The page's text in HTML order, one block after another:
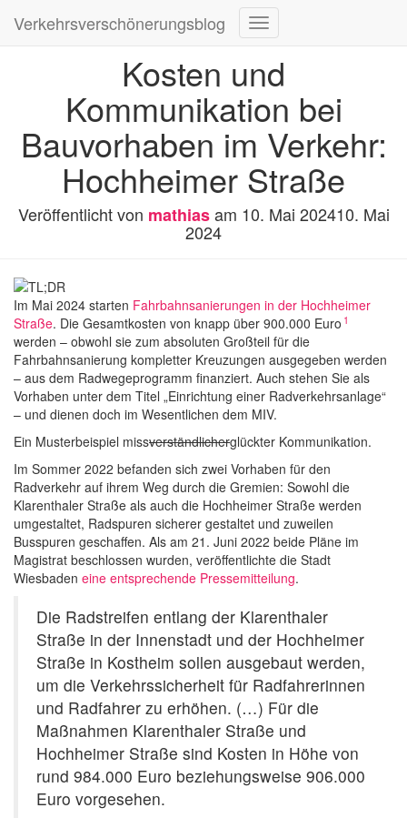
Verkehrsverschönerungsblog
Navigation
Kosten und
Kommunikation bei
Bauvorhaben im Verkehr:
Hochheimer Straße
Veröffentlicht von mathiasam 10. Mai 202410. Mai
2024
Im Mai 2024 starten Fahrbahnsanierungen in der Hochheimer
Straße. Die Gesamtkosten von knapp über 900.000 Euro 1
werden – obwohl sie zum absoluten Großteil für die
Fahrbahnsanierung kompletter Kreuzungen ausgegeben werden
– aus dem Radwegeprogramm finanziert. Auch stehen Sie als
Vorhaben unter dem Titel „Einrichtung einer Radverkehrsanlage“
– und dienen doch im Wesentlichen dem MIV.
Ein Musterbeispiel missverständlicherglückter Kommunikation.
Im Sommer 2022 befanden sich zwei Vorhaben für den
Radverkehr auf ihrem Weg durch die Gremien: Sowohl die
Klarenthaler Straße als auch die Hochheimer Straße werden
umgestaltet, Radspuren sicherer gestaltet und zuweilen
Busspuren geschaffen. Als am 21. Juni 2022 beide Pläne im
Magistrat beschlossen wurden, veröffentlichte die Stadt
Wiesbaden eine entsprechende Pressemitteilung.
Die Radstreifen entlang der Klarenthaler
Straße in der Innenstadt und der Hochheimer
Straße in Kostheim sollen ausgebaut werden,
um die Verkehrssicherheit für Radfahrerinnen
und Radfahrer zu erhöhen. (…) Für die
Maßnahmen Klarenthaler Straße und
Hochheimer Straße sind Kosten in Höhe von
rund 984.000 Euro beziehungsweise 906.000
Euro vorgesehen.